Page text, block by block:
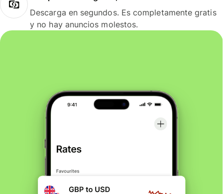
Descarga en segundos. Es completamente gratis
y no hay anuncios molestos.